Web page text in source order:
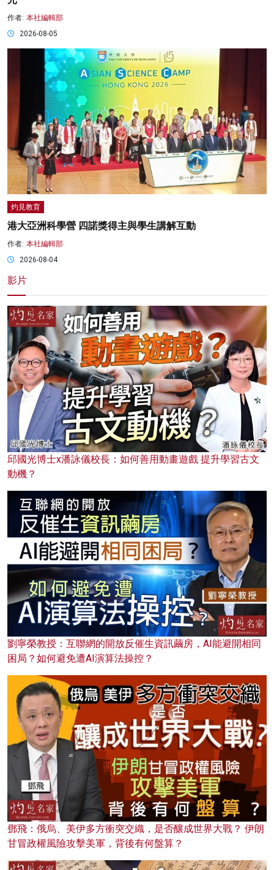
作者: 本社編輯部
2026-08-05
灼見教育
港大亞洲科學營 四諾獎得主與學生講解互動
作者: 本社編輯部
2026-08-04
影片
邱國光博士x潘詠儀校長：如何善用動畫遊戲 提升學習古文
動機？
劉寧榮教授：互聯網的開放反催生資訊繭房，AI能避開相同
困局？如何避免遭AI演算法操控？
鄧飛：俄烏、美伊多方衝突交織，是否釀成世界大戰？ 伊朗
甘冒政權風險攻擊美軍，背後有何盤算？